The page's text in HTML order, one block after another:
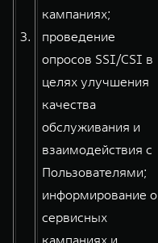
3.
кампаниях;
проведение
опросов SSI/CSI в
целях улучшения
качества
обслуживания и
взаимодействия с
Пользователями;
информирование о
сервисных
кампаниях и